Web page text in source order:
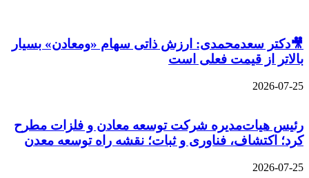
🎥دکتر سعدمحمدی: ارزش ذاتی سهام «ومعادن» بسیار
بالاتر از قیمت فعلی است
2026-07-25
رئیس هیات‌مدیره شرکت توسعه معادن و فلزات مطرح
کرد؛ اکتشاف، فناوری و ثبات؛ نقشه راه توسعه معدن
2026-07-25